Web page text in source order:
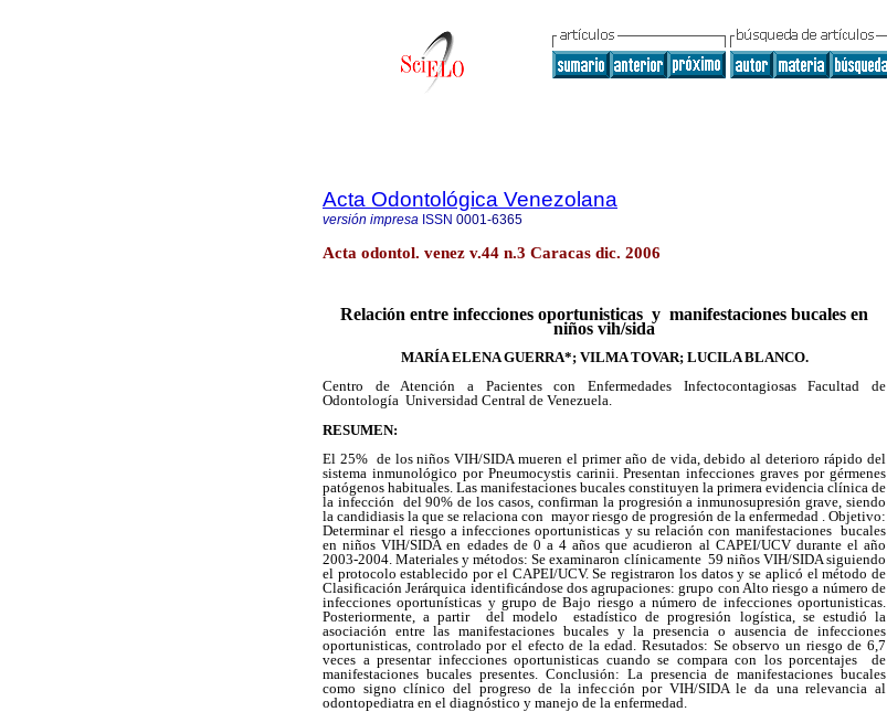
Acta Odontológica Venezolana
versión impresa ISSN 0001-6365
Acta odontol. venez v.44 n.3 Caracas dic. 2006
Relación entre infecciones oportunisticas y manifestaciones bucales en
niños vih/sida
MARÍA ELENA GUERRA*; VILMA TOVAR; LUCILA BLANCO.
Centro de Atención a Pacientes con Enfermedades Infectocontagiosas Facultad de
Odontología Universidad Central de Venezuela.
RESUMEN:
El 25% de los niños VIH/SIDA mueren el primer año de vida, debido al deterioro rápido del
sistema inmunológico por Pneumocystis carinii. Presentan infecciones graves por gérmenes
patógenos habituales. Las manifestaciones bucales constituyen la primera evidencia clínica de
la infección del 90% de los casos, confirman la progresión a inmunosupresión grave, siendo
la candidiasis la que se relaciona con mayor riesgo de progresión de la enfermedad . Objetivo:
Determinar el riesgo a infecciones oportunisticas y su relación con manifestaciones bucales
en niños VIH/SIDA en edades de 0 a 4 años que acudieron al CAPEI/UCV durante el año
2003-2004. Materiales y métodos: Se examinaron clínicamente 59 niños VIH/SIDA siguiendo
el protocolo establecido por el CAPEI/UCV. Se registraron los datos y se aplicó el método de
Clasificación Jerárquica identificándose dos agrupaciones: grupo con Alto riesgo a número de
infecciones oportunísticas y grupo de Bajo riesgo a número de infecciones oportunisticas.
Posteriormente, a partir del modelo estadístico de progresión logística, se estudió la
asociación entre las manifestaciones bucales y la presencia o ausencia de infecciones
oportunisticas, controlado por el efecto de la edad. Resutados: Se observo un riesgo de 6,7
veces a presentar infecciones oportunisticas cuando se compara con los porcentajes de
manifestaciones bucales presentes. Conclusión: La presencia de manifestaciones bucales
como signo clínico del progreso de la infección por VIH/SIDA le da una relevancia al
odontopediatra en el diagnóstico y manejo de la enfermedad.